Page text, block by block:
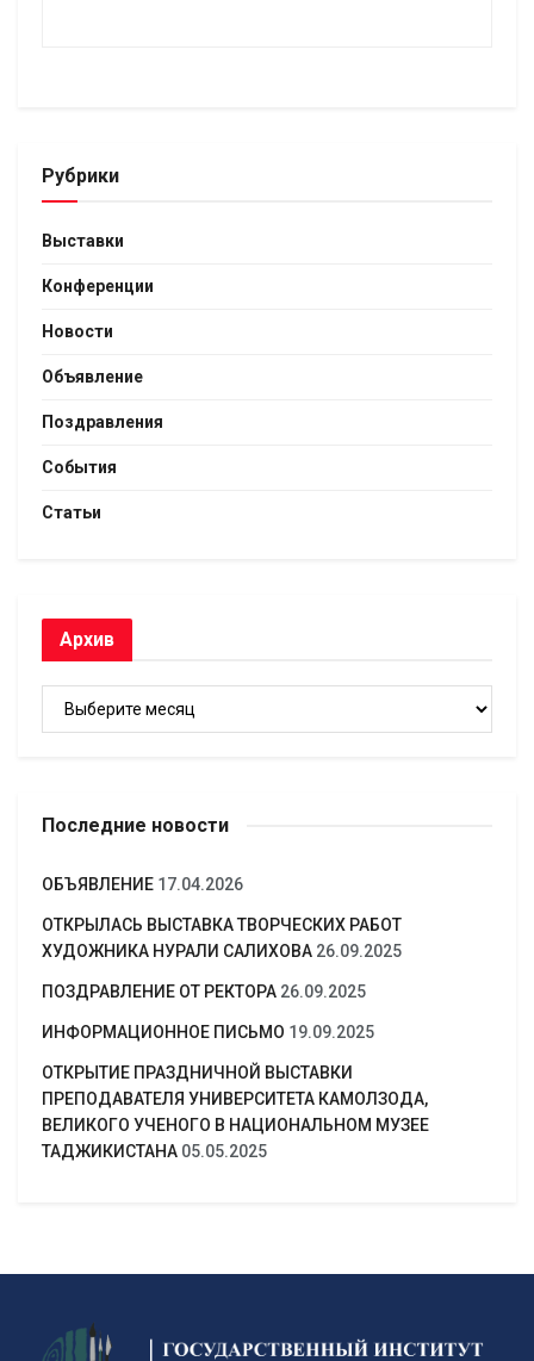
Рубрики
Выставки
Конференции
Новости
Объявление
Поздравления
События
Статьи
Архив
Архив
Последние новости
ОБЪЯВЛЕНИЕ 17.04.2026
ОТКРЫЛАСЬ ВЫСТАВКА ТВОРЧЕСКИХ РАБОТ
ХУДОЖНИКА НУРАЛИ САЛИХОВА 26.09.2025
ПОЗДРАВЛЕНИЕ ОТ РЕКТОРА 26.09.2025
ИНФОРМАЦИОННОЕ ПИСЬМО 19.09.2025
ОТКРЫТИЕ ПРАЗДНИЧНОЙ ВЫСТАВКИ
ПРЕПОДАВАТЕЛЯ УНИВЕРСИТЕТА КАМОЛЗОДА,
ВЕЛИКОГО УЧЕНОГО В НАЦИОНАЛЬНОМ МУЗЕЕ
ТАДЖИКИСТАНА 05.05.2025